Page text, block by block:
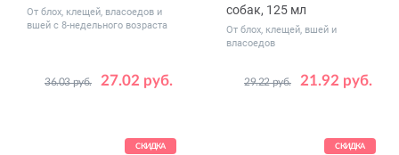
От блох, клещей, власоедов и
вшей с 8-недельного возраста
27.02 руб.
36.03 руб.
собак, 125 мл
От блох, клещей, вшей и
власоедов
21.92 руб.
29.22 руб.
СКИДКА СКИДКА